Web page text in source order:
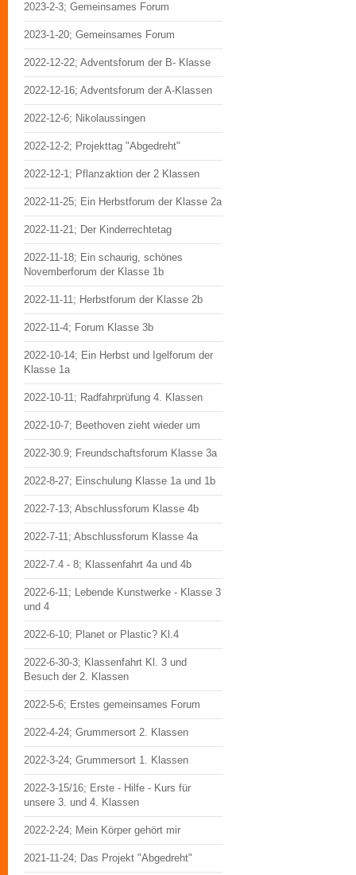
2023-2-3; Gemeinsames Forum
2023-1-20; Gemeinsames Forum
2022-12-22; Adventsforum der B- Klasse
2022-12-16; Adventsforum der A-Klassen
2022-12-6; Nikolaussingen
2022-12-2; Projekttag "Abgedreht"
2022-12-1; Pflanzaktion der 2 Klassen
2022-11-25; Ein Herbstforum der Klasse 2a
2022-11-21; Der Kinderrechtetag
2022-11-18; Ein schaurig, schönes
Novemberforum der Klasse 1b
2022-11-11; Herbstforum der Klasse 2b
2022-11-4; Forum Klasse 3b
2022-10-14; Ein Herbst und Igelforum der
Klasse 1a
2022-10-11; Radfahrprüfung 4. Klassen
2022-10-7; Beethoven zieht wieder um
2022-30.9; Freundschaftsforum Klasse 3a
2022-8-27; Einschulung Klasse 1a und 1b
2022-7-13; Abschlussforum Klasse 4b
2022-7-11; Abschlussforum Klasse 4a
2022-7.4 - 8; Klassenfahrt 4a und 4b
2022-6-11; Lebende Kunstwerke - Klasse 3
und 4
2022-6-10; Planet or Plastic? Kl.4
2022-6-30-3; Klassenfahrt Kl. 3 und
Besuch der 2. Klassen
2022-5-6; Erstes gemeinsames Forum
2022-4-24; Grummersort 2. Klassen
2022-3-24; Grummersort 1. Klassen
2022-3-15/16; Erste - Hilfe - Kurs für
unsere 3. und 4. Klassen
2022-2-24; Mein Körper gehört mir
2021-11-24; Das Projekt "Abgedreht"